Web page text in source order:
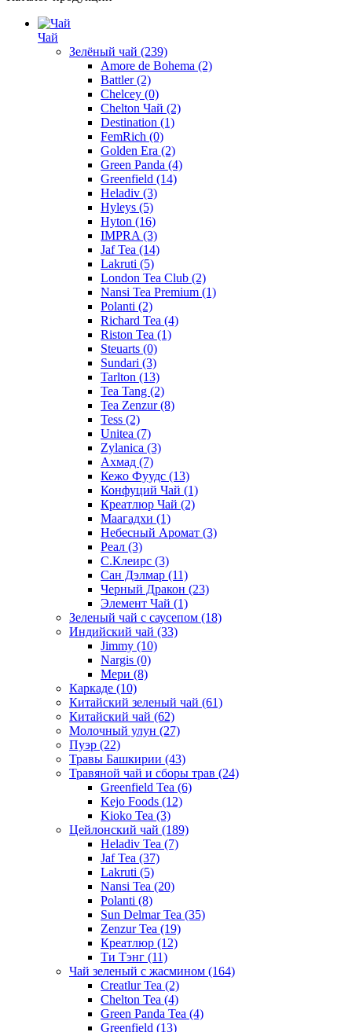
Чай
Зелёный чай (239)
Amore de Bohema (2)
Battler(2)
Chelcey (0)
Chelton Чай (2)
Destination (1)
FemRich (0)
Golden Era (2)
Green Panda (4)
Greenfield (14)
Heladiv (3)
Hyleys (5)
Hyton (16)
IMPRA (3)
Jaf Tea (14)
Lakruti (5)
London Tea Club (2)
Nansi Tea Premium (1)
Polanti (2)
Richard Tea (4)
Riston Tea (1)
Steuarts (0)
Sundari (3)
Tarlton (13)
Tea Tang (2)
Tea Zenzur(8)
Tess (2)
Unitea (7)
Zylanica (3)
Ахмад (7)
Кежо Фуудс (13)
Конфуций Чай (1)
Креатлюр Чай (2)
Маагадхи (1)
Небесный Аромат (3)
Реал (3)
С.Клеирс (3)
Сан Дэлмар (11)
Черный Дракон (23)
Элемент Чай (1)
Зеленый чай с саусепом (18)
Индийский чай (33)
Jimmy (10)
Nargis (0)
Мери (8)
Каркаде (10)
Китайский зеленый чай (61)
Китайский чай (62)
Молочный улун (27)
Пуэр (22)
Травы Башкирии (43)
Травяной чай и сборы трав (24)
Greenfield Tea (6)
Kejo Foods (12)
Kioko Tea (3)
Цейлонский чай (189)
Heladiv Tea (7)
Jaf Tea (37)
Lakruti (5)
Nansi Tea (20)
Polanti (8)
Sun Delmar Tea (35)
Zenzur Tea (19)
Креатлюр (12)
Ти Тэнг (11)
Чай зеленый с жасмином (164)
Creatlur Tea (2)
Chelton Tea (4)
Green Panda Tea (4)
Greenfield (13)